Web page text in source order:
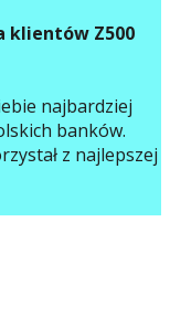
klientów Z500
najbardziej
banków.
z najlepszej